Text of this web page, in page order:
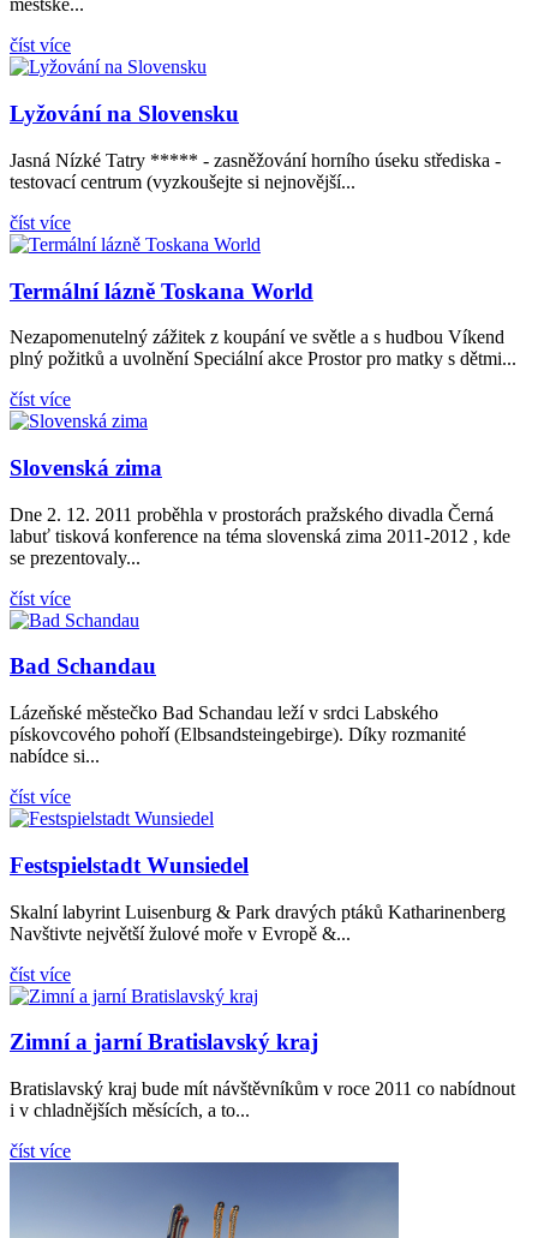
městské...
číst více
Lyžování na Slovensku
Jasná Nízké Tatry ***** - zasněžování horního úseku střediska -
testovací centrum (vyzkoušejte si nejnovější...
číst více
Termální lázně Toskana World
Nezapomenutelný zážitek z koupání ve světle a s hudbou Víkend
plný požitků a uvolnění Speciální akce Prostor pro matky s dětmi...
číst více
Slovenská zima
Dne 2. 12. 2011 proběhla v prostorách pražského divadla Černá
labuť tisková konference na téma slovenská zima 2011-2012 , kde
se prezentovaly...
číst více
Bad Schandau
Lázeňské městečko Bad Schandau leží v srdci Labského
pískovcového pohoří (Elbsandsteingebirge). Díky rozmanité
nabídce si...
číst více
Festspielstadt Wunsiedel
Skalní labyrint Luisenburg & Park dravých ptáků Katharinenberg
Navštivte největší žulové moře v Evropě &...
číst více
Zimní a jarní Bratislavský kraj
Bratislavský kraj bude mít návštěvníkům v roce 2011 co nabídnout
i v chladnějších měsících, a to...
číst více